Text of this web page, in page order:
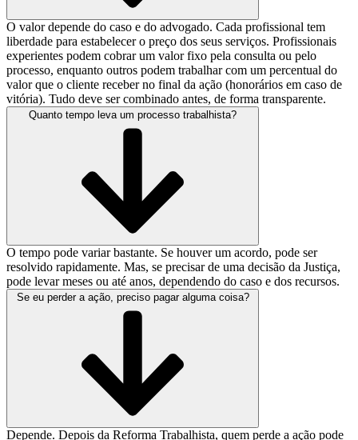
O valor depende do caso e do advogado. Cada profissional tem
liberdade para estabelecer o preço dos seus serviços. Profissionais
experientes podem cobrar um valor fixo pela consulta ou pelo
processo, enquanto outros podem trabalhar com um percentual do
valor que o cliente receber no final da ação (honorários em caso de
vitória). Tudo deve ser combinado antes, de forma transparente.
Quanto tempo leva um processo trabalhista?
O tempo pode variar bastante. Se houver um acordo, pode ser
resolvido rapidamente. Mas, se precisar de uma decisão da Justiça,
pode levar meses ou até anos, dependendo do caso e dos recursos.
Se eu perder a ação, preciso pagar alguma coisa?
Depende. Depois da Reforma Trabalhista, quem perde a ação pode